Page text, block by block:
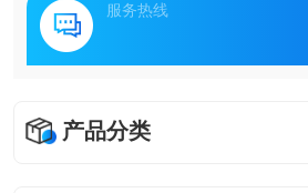
服务热线
产品分类